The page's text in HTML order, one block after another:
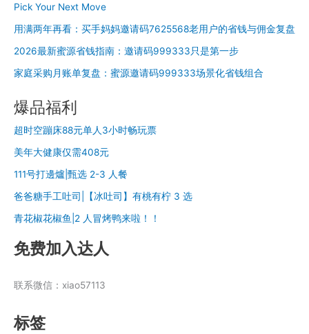
Pick Your Next Move
用满两年再看：买手妈妈邀请码7625568老用户的省钱与佣金复盘
2026最新蜜源省钱指南：邀请码999333只是第一步
家庭采购月账单复盘：蜜源邀请码999333场景化省钱组合
爆品福利
超时空蹦床88元单人3小时畅玩票
美年大健康仅需408元
111号打邊爐|甄选 2-3 人餐
爸爸糖手工吐司|【冰吐司】有桃有柠 3 选
青花椒花椒鱼|2 人冒烤鸭来啦！！
免费加入达人
联系微信：xiao57113
标签